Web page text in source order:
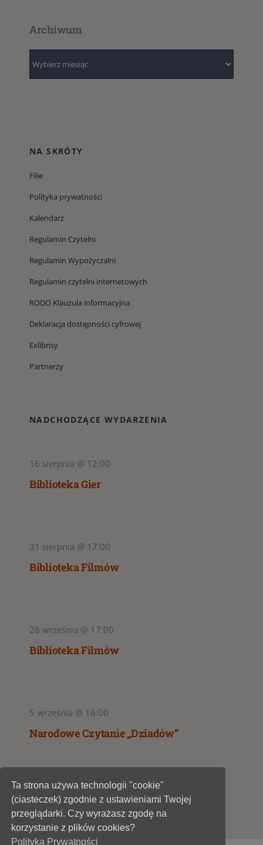
Archiwum
NA SKRÓTY
Filie
Polityka prywatności
Kalendarz
Regulamin Czytelni
Regulamin Wypożyczalni
Regulamin czytelni internetowych
RODO Klauzula informacyjna
Deklaracja dostępności cyfrowej
Exlibrisy
Partnerzy
NADCHODZĄCE WYDARZENIA
16 sierpnia @ 12:00
Biblioteka Gier
31 sierpnia @ 17:00
Biblioteka Filmów
28 września @ 17:00
Biblioteka Filmów
5 września @ 16:00
Narodowe Czytanie „Dziadów”
1
Ta strona używa technologii "cookie"
(ciasteczek) zgodnie z ustawieniami Twojej
przeglądarki. Czy wyrażasz zgodę na
korzystanie z plików cookies?
Polityka Prywatności